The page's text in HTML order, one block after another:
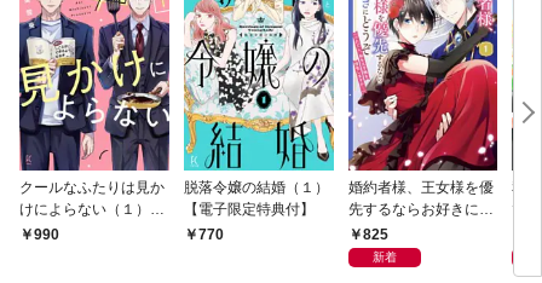
クールなふたりは見か
けによらない（１）
【電子限定特典付】
990
脱落令嬢の結婚（１）
【電子限定特典付】
770
婚約者様、王女様を優
先するならお好きにど
うぞ（※ただし、私も
王子様を優先します
825
新着
私
で
で